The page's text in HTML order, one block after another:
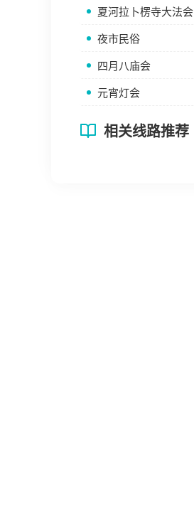
夏河拉卜楞寺大法会
夜市民俗
四月八庙会
元宵灯会
相关线路推荐